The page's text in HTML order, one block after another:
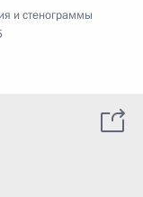
и стенограммы